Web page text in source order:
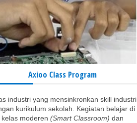
Axioo Class Program
industri yang mensinkronkan skill industri
kurikulum sekolah. Kegiatan belajar di
kelas moderen (Smart Classroom) dan